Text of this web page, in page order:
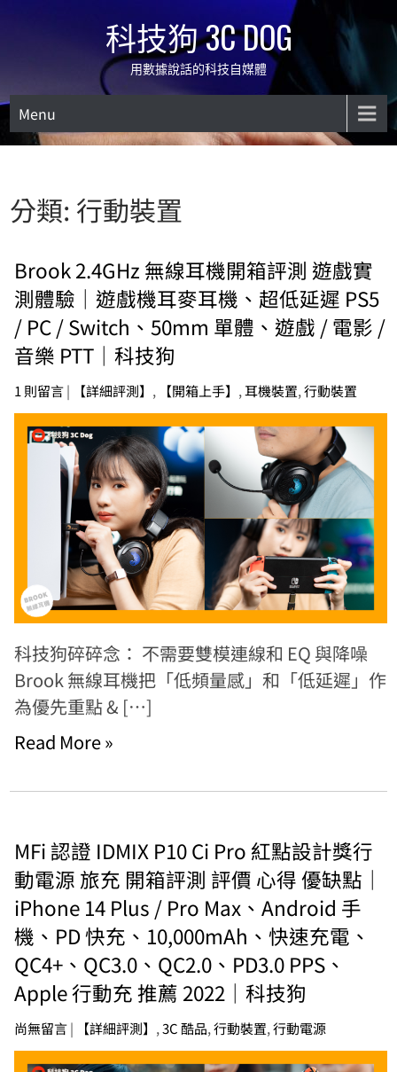
科技狗 3C DOG
用數據說話的科技自媒體
Menu
分類: 行動裝置
Brook 2.4GHz 無線耳機開箱評測 遊戲實
測體驗｜遊戲機耳麥耳機、超低延遲 PS5
/ PC / Switch、50mm 單體、遊戲 / 電影 /
音樂 PTT｜科技狗
1 則留言| 【詳細評測】 , 【開箱上手】 ,耳機裝置,行動裝置
科技狗碎碎念： 不需要雙模連線和 EQ 與降噪
Brook 無線耳機把「低頻量感」和「低延遲」作
為優先重點 & […]
Read More »
MFi 認證 IDMIX P10 Ci Pro 紅點設計獎行
動電源 旅充 開箱評測 評價 心得 優缺點｜
iPhone 14 Plus / Pro Max、Android 手
機、PD 快充、10,000mAh、快速充電、
QC4+、QC3.0、QC2.0、PD3.0 PPS、
Apple 行動充 推薦 2022｜科技狗
尚無留言| 【詳細評測】 ,3C 酷品,行動裝置,行動電源